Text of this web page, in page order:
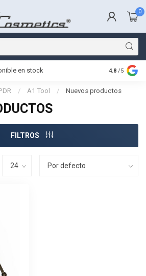
0
en stock Entrega
4.8 /5
/ A1 Tool / Nuevos productos
FILTROS